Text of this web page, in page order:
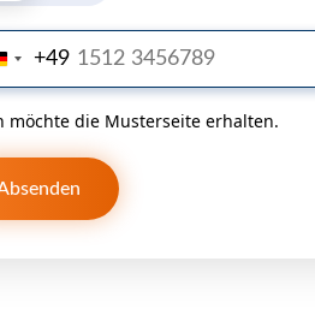
+49
möchte die Musterseite erhalten.